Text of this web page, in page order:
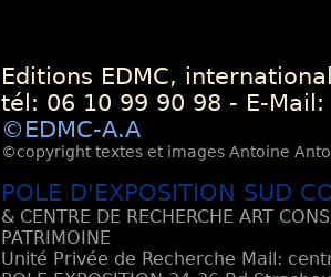
Editions EDMC,
tél: 06 10 99 90 98 - E-Mail:
©EDMC-A.A
©copyright textes et images Antoine
POLE D'EXPOSITION SUD
& CENTRE DE RECHERCHE ART
PATRIMOINE
Unité Privée de Recherche Mail: